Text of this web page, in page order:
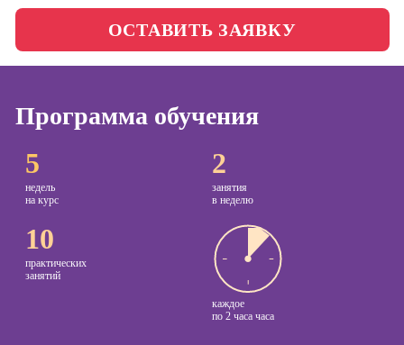
Специалист по
таргетингу
ОСТАВИТЬ ЗАЯВКУ
Программа обучения
5
недель
на курс
2
занятия
в неделю
10
практических
занятий
каждое
по 2 часа часа